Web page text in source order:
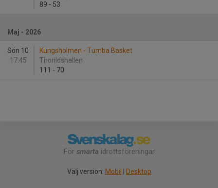
89 - 53
Maj - 2026
Sön 10
17:45
Kungsholmen - Tumba Basket
Thorildshallen
111 - 70
För smarta idrottsföreningar
Välj version: Mobil Desktop